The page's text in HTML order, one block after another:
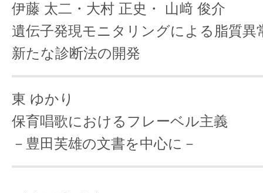
伊藤 太二・大村 正史・
山﨑 俊介
遺伝子発現モニタリングによる脂質異
新たな診断法の開発
東 ゆかり
保育唱歌におけるフレーベル主義
－豊田芙雄の文書を中心に－